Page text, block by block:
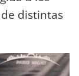
distintas